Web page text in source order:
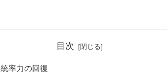
目次
統率力の回復